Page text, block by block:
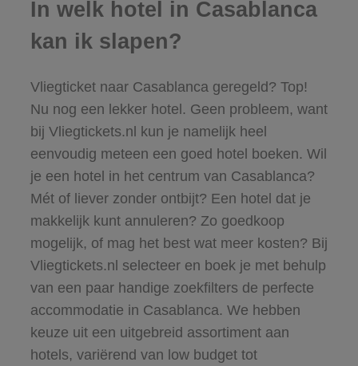
In welk hotel in Casablanca
kan ik slapen?
Vliegticket naar Casablanca geregeld? Top!
Nu nog een lekker hotel. Geen probleem, want
bij Vliegtickets.nl kun je namelijk heel
eenvoudig meteen een goed hotel boeken. Wil
je een hotel in het centrum van Casablanca?
Mét of liever zonder ontbijt? Een hotel dat je
makkelijk kunt annuleren? Zo goedkoop
mogelijk, of mag het best wat meer kosten? Bij
Vliegtickets.nl selecteer en boek je met behulp
van een paar handige zoekfilters de perfecte
accommodatie in Casablanca. We hebben
keuze uit een uitgebreid assortiment aan
hotels, variërend van low budget tot